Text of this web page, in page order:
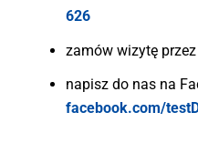
626
zamów wizytę przez
napisz do nas na
facebook.com/